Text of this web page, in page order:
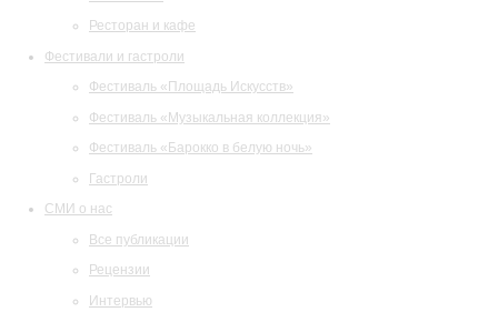
Ресторан и кафе
Фестивали и гастроли
Фестиваль «Площадь Искусств»
Фестиваль «Музыкальная коллекция»
Фестиваль «Барокко в белую ночь»
Гастроли
СМИ о нас
Все публикации
Рецензии
Интервью